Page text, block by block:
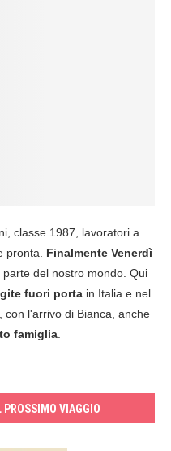
classe 1987, lavoratori a
pronta. Finalmente Venerdì
del nostro mondo. Qui
fuori portain Italia e nel
l'arrivo di Bianca, anche
famiglia.
PROSSIMO VIAGGIO